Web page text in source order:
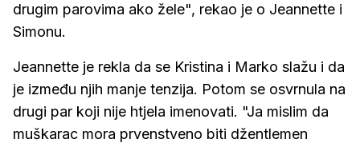
drugim parovima ako žele", rekao je o Jeannette i
Simonu.
Jeannette je rekla da se Kristina i Marko slažu i da
je između njih manje tenzija. Potom se osvrnula na
drugi par koji nije htjela imenovati. "Ja mislim da
muškarac mora prvenstveno biti džentlemen